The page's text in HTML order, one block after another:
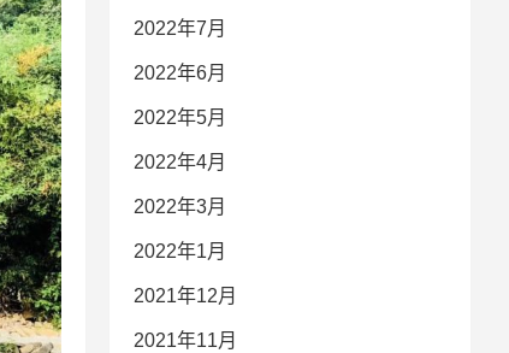
2022年7月
2022年6月
2022年5月
2022年4月
2022年3月
2022年1月
2021年12月
2021年11月